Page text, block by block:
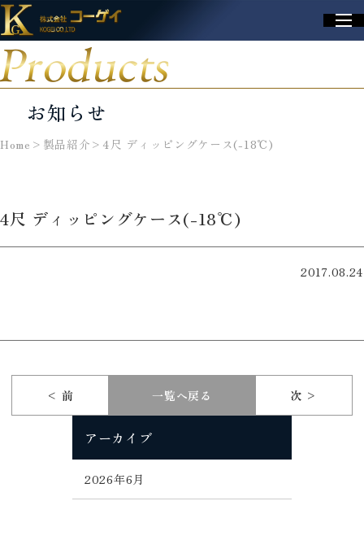
お知らせ
Home > 製品紹介 > 4尺 ディッピングケース(-18℃)
4尺 ディッピングケース(-18℃)
2017.08.24
< 前 一覧へ戻る 次 >
アーカイブ
2026年6月